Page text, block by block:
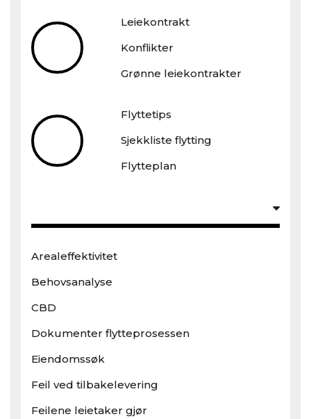
Leiekontrakt
Konflikter
Grønne leiekontrakter
Flyttetips
Sjekkliste flytting
Flytteplan
Arealeffektivitet
Behovsanalyse
CBD
Dokumenter flytteprosessen
Eiendomssøk
Feil ved tilbakelevering
Feilene leietaker gjør